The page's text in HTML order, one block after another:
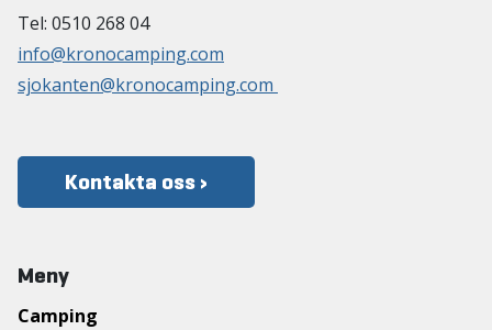
Tel: 0510 268 04
info@kronocamping.com
sjokanten@kronocamping.com
Kontakta oss ›
Meny
Camping